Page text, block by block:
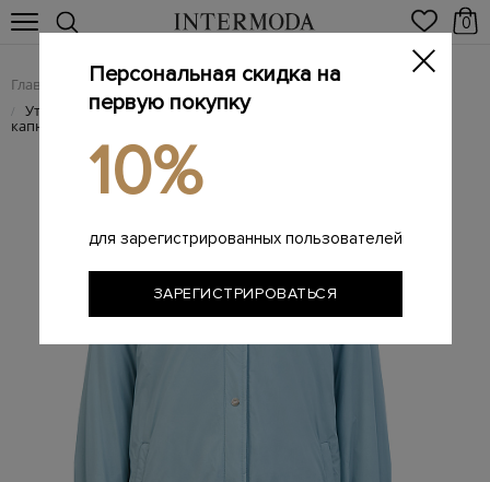
0
Главная Женщинам
/ Утепленная куртка из влагозащитной эко-микрофибры с
капюшоном
Персональная скидка на
первую покупку
10%
для зарегистрированных пользователей
ЗАРЕГИСТРИРОВАТЬСЯ